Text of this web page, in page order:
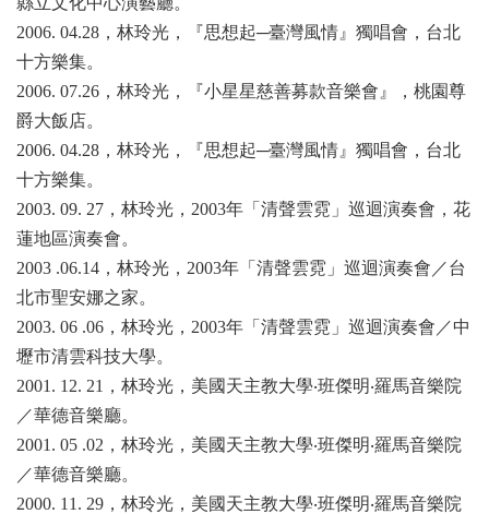
2006. 04.28 ，林玲光，『思想起─臺灣風情』獨唱會，台北
十方樂集。
2006. 07.26 ，林玲光，『小星星慈善募款音樂會』，桃園尊
爵大飯店。
2006. 04.28 ，林玲光，『思想起─臺灣風情』獨唱會，台北
十方樂集。
2003. 09. 27 ，林玲光，2003年「清聲雲霓」巡迴演奏會，花
蓮地區演奏會。
2003 .06.14 ，林玲光，2003年「清聲雲霓」巡迴演奏會／台
北市聖安娜之家。
2003. 06 .06 ，林玲光，2003年「清聲雲霓」巡迴演奏會／中
壢市清雲科技大學。
2001. 12. 21 ，林玲光，美國天主教大學‧班傑明‧羅馬音樂院
／華德音樂廳。
2001. 05 .02 ，林玲光，美國天主教大學‧班傑明‧羅馬音樂院
／華德音樂廳。
2000. 11. 29 ，林玲光，美國天主教大學‧班傑明‧羅馬音樂院